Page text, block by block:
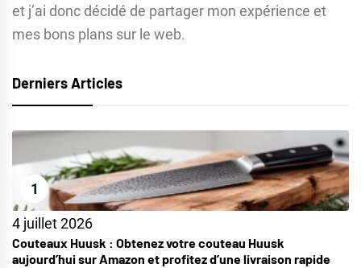
et j’ai donc décidé de partager mon expérience et
mes bons plans sur le web.
Derniers Articles
1
4 juillet 2026
Couteaux Huusk : Obtenez votre couteau Huusk
aujourd’hui sur Amazon et profitez d’une livraison rapide